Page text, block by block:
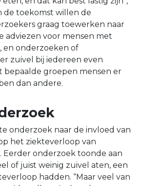
de toekomst willen de
graag toewerken naar
adviezen voor mensen met
en onderzoeken of
zuivel bij iedereen even
bepaalde groepen mensen er
dan andere.
onderzoek naar de invloed van
het ziekteverloop van
onderzoek toonde aan
of juist weinig zuivel aten, een
hadden. “Maar veel van